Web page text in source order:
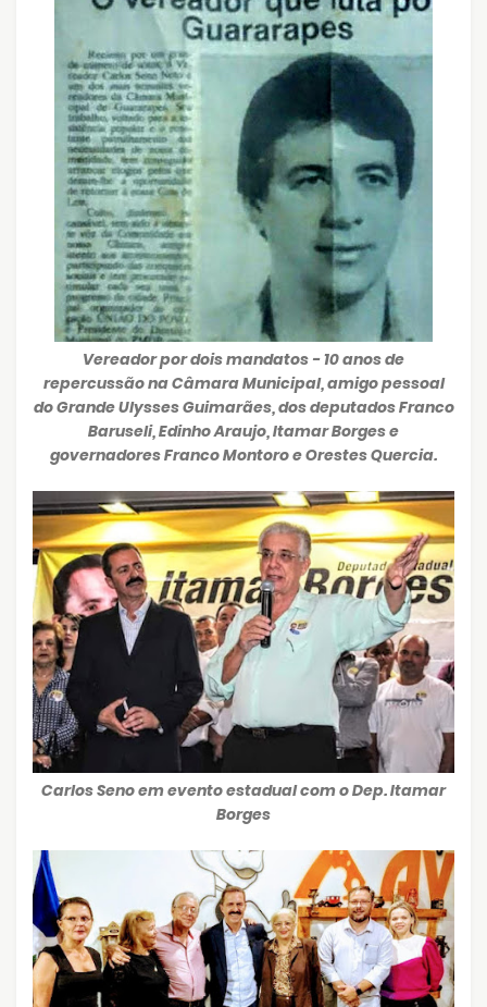
Vereador por dois mandatos - 10 anos de
repercussão na Câmara Municipal, amigo pessoal
do Grande Ulysses Guimarães, dos deputados Franco
Baruseli, Edinho Araujo, Itamar Borges e
governadores Franco Montoro e Orestes Quercia.
Carlos Seno em evento estadual com o Dep. Itamar
Borges